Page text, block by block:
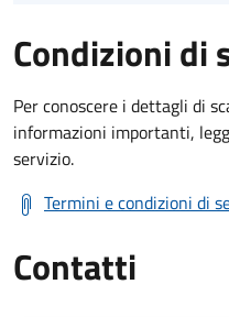
Condizioni di
Per conoscere i dettagli di
informazioni importanti,
servizio.
Termini e condizioni di
Contatti